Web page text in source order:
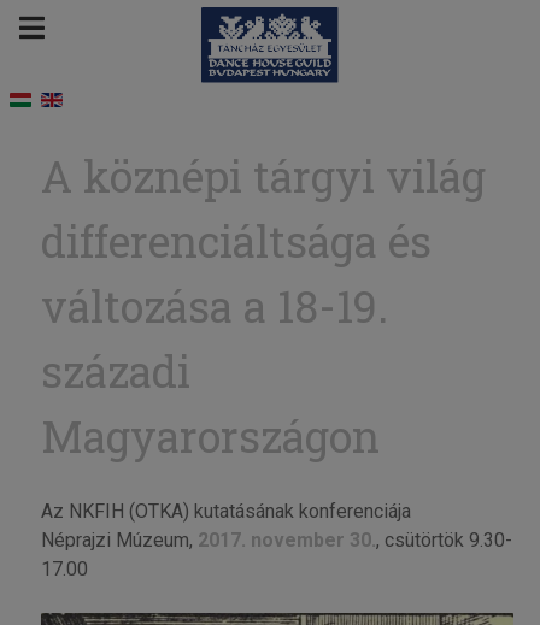
A köznépi tárgyi világ
differenciáltsága és
változása a 18-19.
századi
Magyarországon
Az NKFIH (OTKA) kutatásának konferenciája
Néprajzi Múzeum, 2017. november 30., csütörtök 9.30-
17.00